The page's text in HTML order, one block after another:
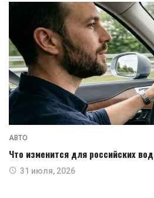
АВТО
Что изменится для российских
31 июля, 2026